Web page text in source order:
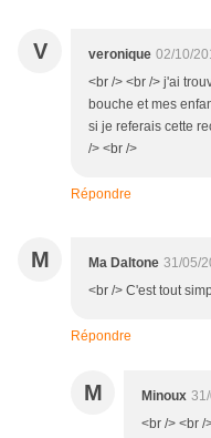
V veronique 02/10/
<br /> <br /> j'ai
bouche et mes
si je referais cette
/> <br />
Répondre
M Ma Daltone 31/05/
<br /> C'est tout
Répondre
M Minoux
<br /> <br /